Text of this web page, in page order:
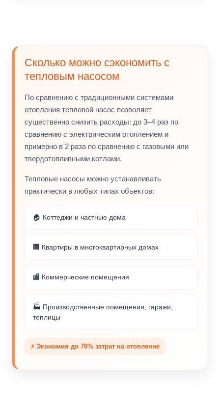
Сколько можно сэкономить с
тепловым насосом
По сравнению с традиционными системами
отопления тепловой насос позволяет
существенно снизить расходы: до 3–4 раз по
сравнению с электрическим отоплением и
примерно в 2 раза по сравнению с газовыми или
твердотопливными котлами.
Тепловые насосы можно устанавливать
практически в любых типах объектов:
🏠 Коттеджи и частные дома
🏢 Квартиры в многоквартирных домах
🏬 Коммерческие помещения
🏭 Производственные помещения, гаражи,
теплицы
⚡ Экономия до 70% затрат на отопление